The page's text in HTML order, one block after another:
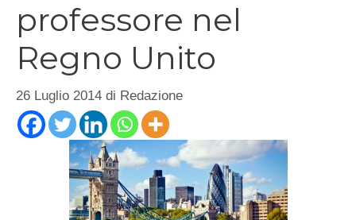
professore nel
Regno Unito
26 Luglio 2014 di Redazione